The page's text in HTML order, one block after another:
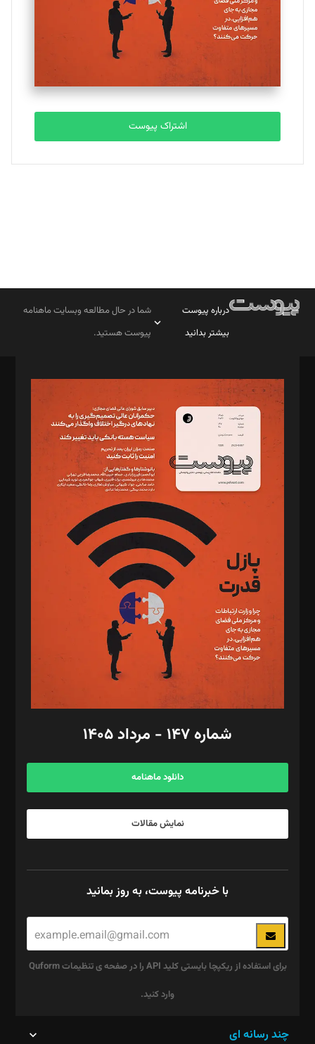
ملینا جعفری
تحریریه
مصطفی مسجدی آرانی
تحریریه
بابک نقاش
تحریریه
اشتراک پیوست
درباره پیوست
بیشتر بدانید
شما در حال مطالعه وبسایت ماهنامه
پیوست هستید.
مدیر مسئول: محمدباقر اثنی‌عشری
سردبیر: مهرک محمودی
دبیر تحریریه: میثم قاسمی
د‌بیر ناداستان: سمانه سمیع
د‌بیر خدمت و تجارت: ابوالفضل رجبی
د‌بیر حقوق فناوری: حسام‌الدین ایپکچی
د‌بیر پیوست جهان: مینا پاکدل
د‌بیر تحریریه آنلاین: بابک نقاش
تحریریه‌: مجتبی محمود‌ی، آرش برهمند، یسنا امان‌پور، سروش کرمیان،
مصطفی مسجدی آرانی، ابوالفضل رجبی، زهرا فکرانه، فائزه فتحی
رستمی،مصطفی باستان
ویرایش: نگار استاد‌‌آقا
طراح یونیفرم: مجید توکلی
فیلمبرداری و عکاسی: امیر شفیعی، مانی لطفی زاده
گرافیک و صفحه‌آرایی: سید‌سبحان‌علی ثابت
مد‌یر توسعه تجاری: کامبیز برید‌
امور مالی: شاپور رهبری، محمد‌ کاظمی‌نیا
آگهی و مشترکین: ۰۹۱۹۹۹۹۰۴۵۴
شماره ۱۴۷ - مرداد ۱۴۰۵
دانلود ماهنامه
نمایش مقالات
با خبرنامه پیوست، به روز بمانید
برای استفاده از ریکپچا بایستی کلید API را در صفحه ی تنظیمات Quform
وارد کنید.
چند رسانه ای